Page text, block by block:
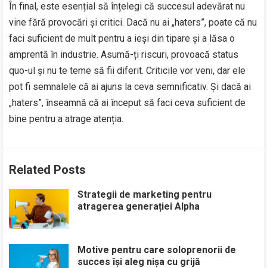
În final, este esențial să înțelegi că succesul adevărat nu
vine fără provocări și critici. Dacă nu ai „haters”, poate că nu
faci suficient de mult pentru a ieși din tipare și a lăsa o
amprentă în industrie. Asumă-ți riscuri, provoacă status
quo-ul și nu te teme să fii diferit. Criticile vor veni, dar ele
pot fi semnalele că ai ajuns la ceva semnificativ. Și dacă ai
„haters”, înseamnă că ai început să faci ceva suficient de
bine pentru a atrage atenția.
Related Posts
Strategii de marketing pentru
atragerea generației Alpha
Motive pentru care soloprenorii de
succes își aleg nișa cu grijă